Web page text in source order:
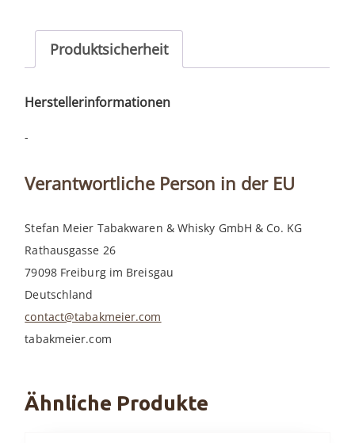
Produktsicherheit
Herstellerinformationen
-
Verantwortliche Person in der EU
Stefan Meier Tabakwaren & Whisky GmbH & Co. KG
Rathausgasse 26
79098 Freiburg im Breisgau
Deutschland
contact@tabakmeier.com
tabakmeier.com
Ähnliche Produkte